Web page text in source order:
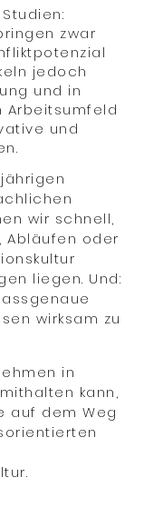
zwar
jedoch
und in
Arbeitsumfeld
und
wir schnell,
Abläufen oder
liegen. Und:
wirksam zu
in
kann,
auf dem Weg